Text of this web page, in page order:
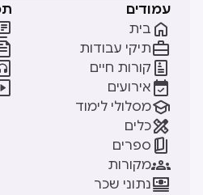
עמודים
בית 
תיקי עבודות
קורות חיים 
אירועים 
מסלולי לימוד
כלים
ספרים 
מקורות
נתוני שכר